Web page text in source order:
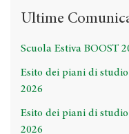
Ultime
Scuola Estiva BOOST
Esito dei piani di
2026
Esito dei piani di
2026